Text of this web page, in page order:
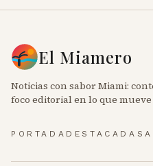
El Miamero
Noticias con sabor Miami:
foco editorial en lo que
PORTADA DESTACADAS